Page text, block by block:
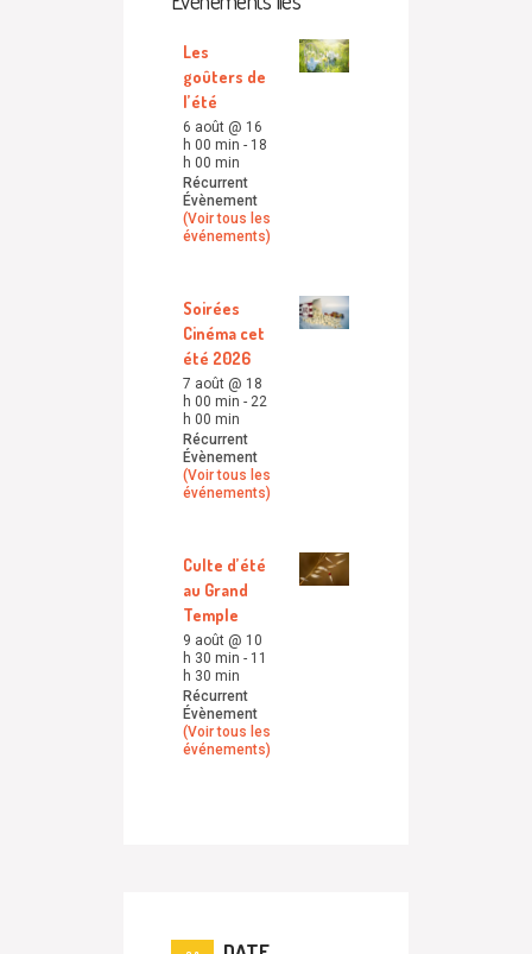
Les
goûters de
l’été
6 août @ 16
h 00 min - 18
h 00 min
Récurrent
Évènement
(Voir tous les
événements)
Soirées
Cinéma cet
été 2026
7 août @ 18
h 00 min - 22
h 00 min
Récurrent
Évènement
(Voir tous les
événements)
Culte d’été
au Grand
Temple
9 août @ 10
h 30 min - 11
h 30 min
Récurrent
Évènement
(Voir tous les
événements)